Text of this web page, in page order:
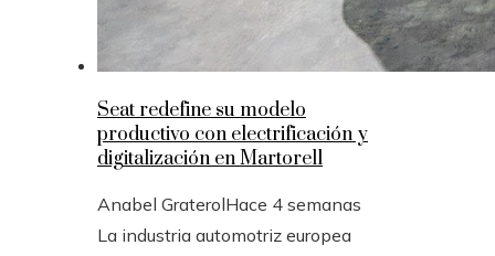
Seat redefine su modelo
productivo con electrificación y
digitalización en Martorell
Anabel GraterolHace 4 semanas
La industria automotriz europea